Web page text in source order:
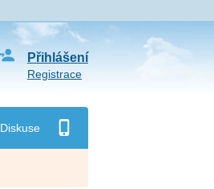
Diskuse
Přihlášení
Registrace